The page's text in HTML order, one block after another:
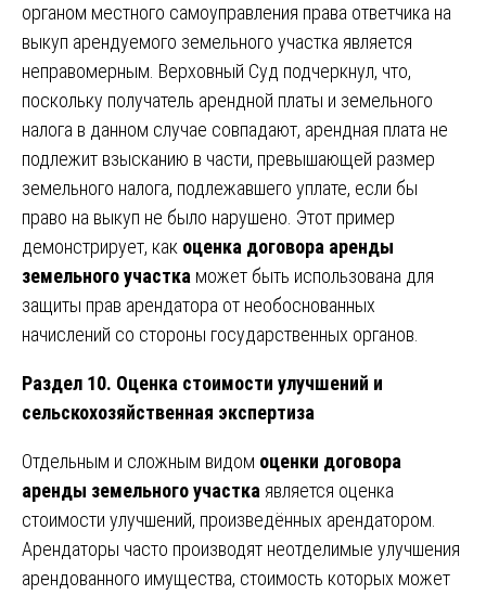
органом местного самоуправления права ответчика на
выкуп арендуемого земельного участка является
неправомерным. Верховный Суд подчеркнул, что,
поскольку получатель арендной платы и земельного
налога в данном случае совпадают, арендная плата не
подлежит взысканию в части, превышающей размер
земельного налога, подлежавшего уплате, если бы
право на выкуп не было нарушено. Этот пример
демонстрирует, как оценка договора аренды
земельного участка может быть использована для
защиты прав арендатора от необоснованных
начислений со стороны государственных органов.
Раздел 10. Оценка стоимости улучшений и
сельскохозяйственная экспертиза
Отдельным и сложным видом оценки договора
аренды земельного участка является оценка
стоимости улучшений, произведённых арендатором.
Арендаторы часто производят неотделимые улучшения
арендованного имущества, стоимость которых может